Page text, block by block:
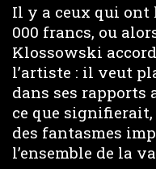
Il y a ceux qui ont
000 francs, ou
Klossowski
l’artiste : il veut
dans ses rapports
ce que
des fantasmes
l’ensemble de la